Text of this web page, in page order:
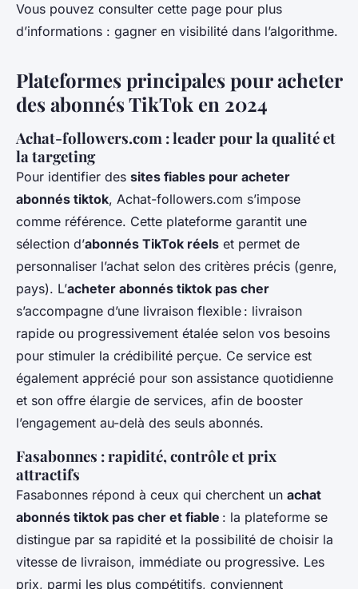
Vous pouvez consulter cette page pour plus
d’informations : gagner en visibilité dans l’algorithme.
Plateformes principales pour acheter
des abonnés TikTok en 2024
Achat-followers.com : leader pour la qualité et
la targeting
Pour identifier des sites fiables pour acheter
abonnés tiktok, Achat-followers.com s’impose
comme référence. Cette plateforme garantit une
sélection d’abonnés TikTok réels et permet de
personnaliser l’achat selon des critères précis (genre,
pays). L’acheter abonnés tiktok pas cher
s’accompagne d’une livraison flexible : livraison
rapide ou progressivement étalée selon vos besoins
pour stimuler la crédibilité perçue. Ce service est
également apprécié pour son assistance quotidienne
et son offre élargie de services, afin de booster
l’engagement au-delà des seuls abonnés.
Fasabonnes : rapidité, contrôle et prix
attractifs
Fasabonnes répond à ceux qui cherchent un achat
abonnés tiktok pas cher et fiable : la plateforme se
distingue par sa rapidité et la possibilité de choisir la
vitesse de livraison, immédiate ou progressive. Les
prix, parmi les plus compétitifs, conviennent